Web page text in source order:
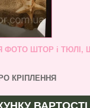
ФОТО ШТОР і ТЮЛІ,
КРІПЛЕННЯ